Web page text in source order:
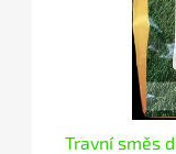
Travní směs